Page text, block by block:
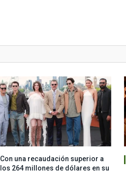
Con una recaudación superior a
los 264 millones de dólares en su